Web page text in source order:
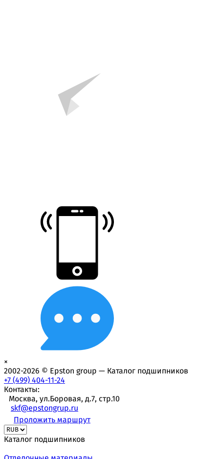
×
2002-2026 © Epston group — Каталог подшипников
+7 (499) 404-11-24
Контакты:
Москва, ул.Боровая, д.7, стр.10
skf@epstongrup.ru
Проложить маршрут
Каталог подшипников